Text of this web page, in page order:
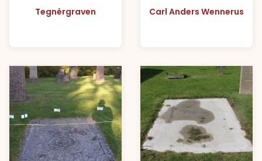
Tegnérgraven Carl Anders Wennerus